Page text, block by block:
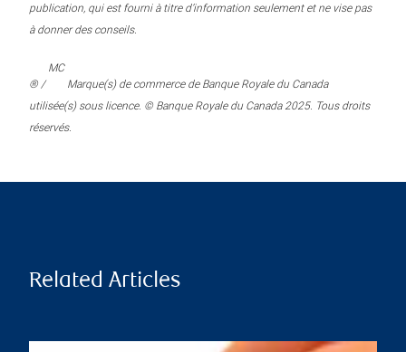
publication, qui est fourni à titre d’information seulement et ne vise pas
à donner des conseils.
® /
MC
Marque(s) de commerce de Banque Royale du Canada
utilisée(s) sous licence. © Banque Royale du Canada 2025. Tous droits
réservés.
Related Articles